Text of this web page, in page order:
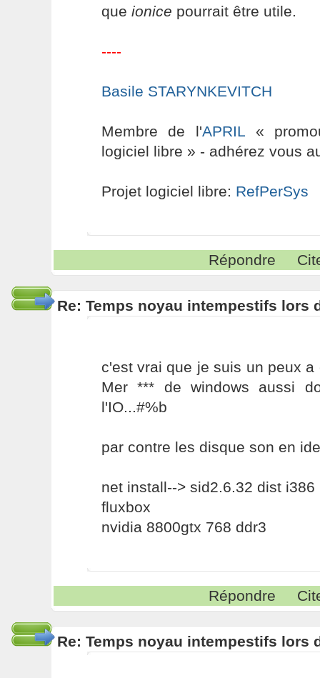
que ionice pourrait être utile.
----
Basile STARYNKEVITCH
Membre de l'APRIL «
logiciel libre » - adhérez vous
Projet logiciel libre: RefPerSys
Répondre
Re: Temps noyau intempestifs lors
c'est vrai que je suis un peux
Mer *** de windows aussi
l'IO...#%b
par contre les disque son en
net install--> sid2.6.32 dist i386
fluxbox
nvidia 8800gtx 768 ddr3
Répondre
Re: Temps noyau intempestifs lors